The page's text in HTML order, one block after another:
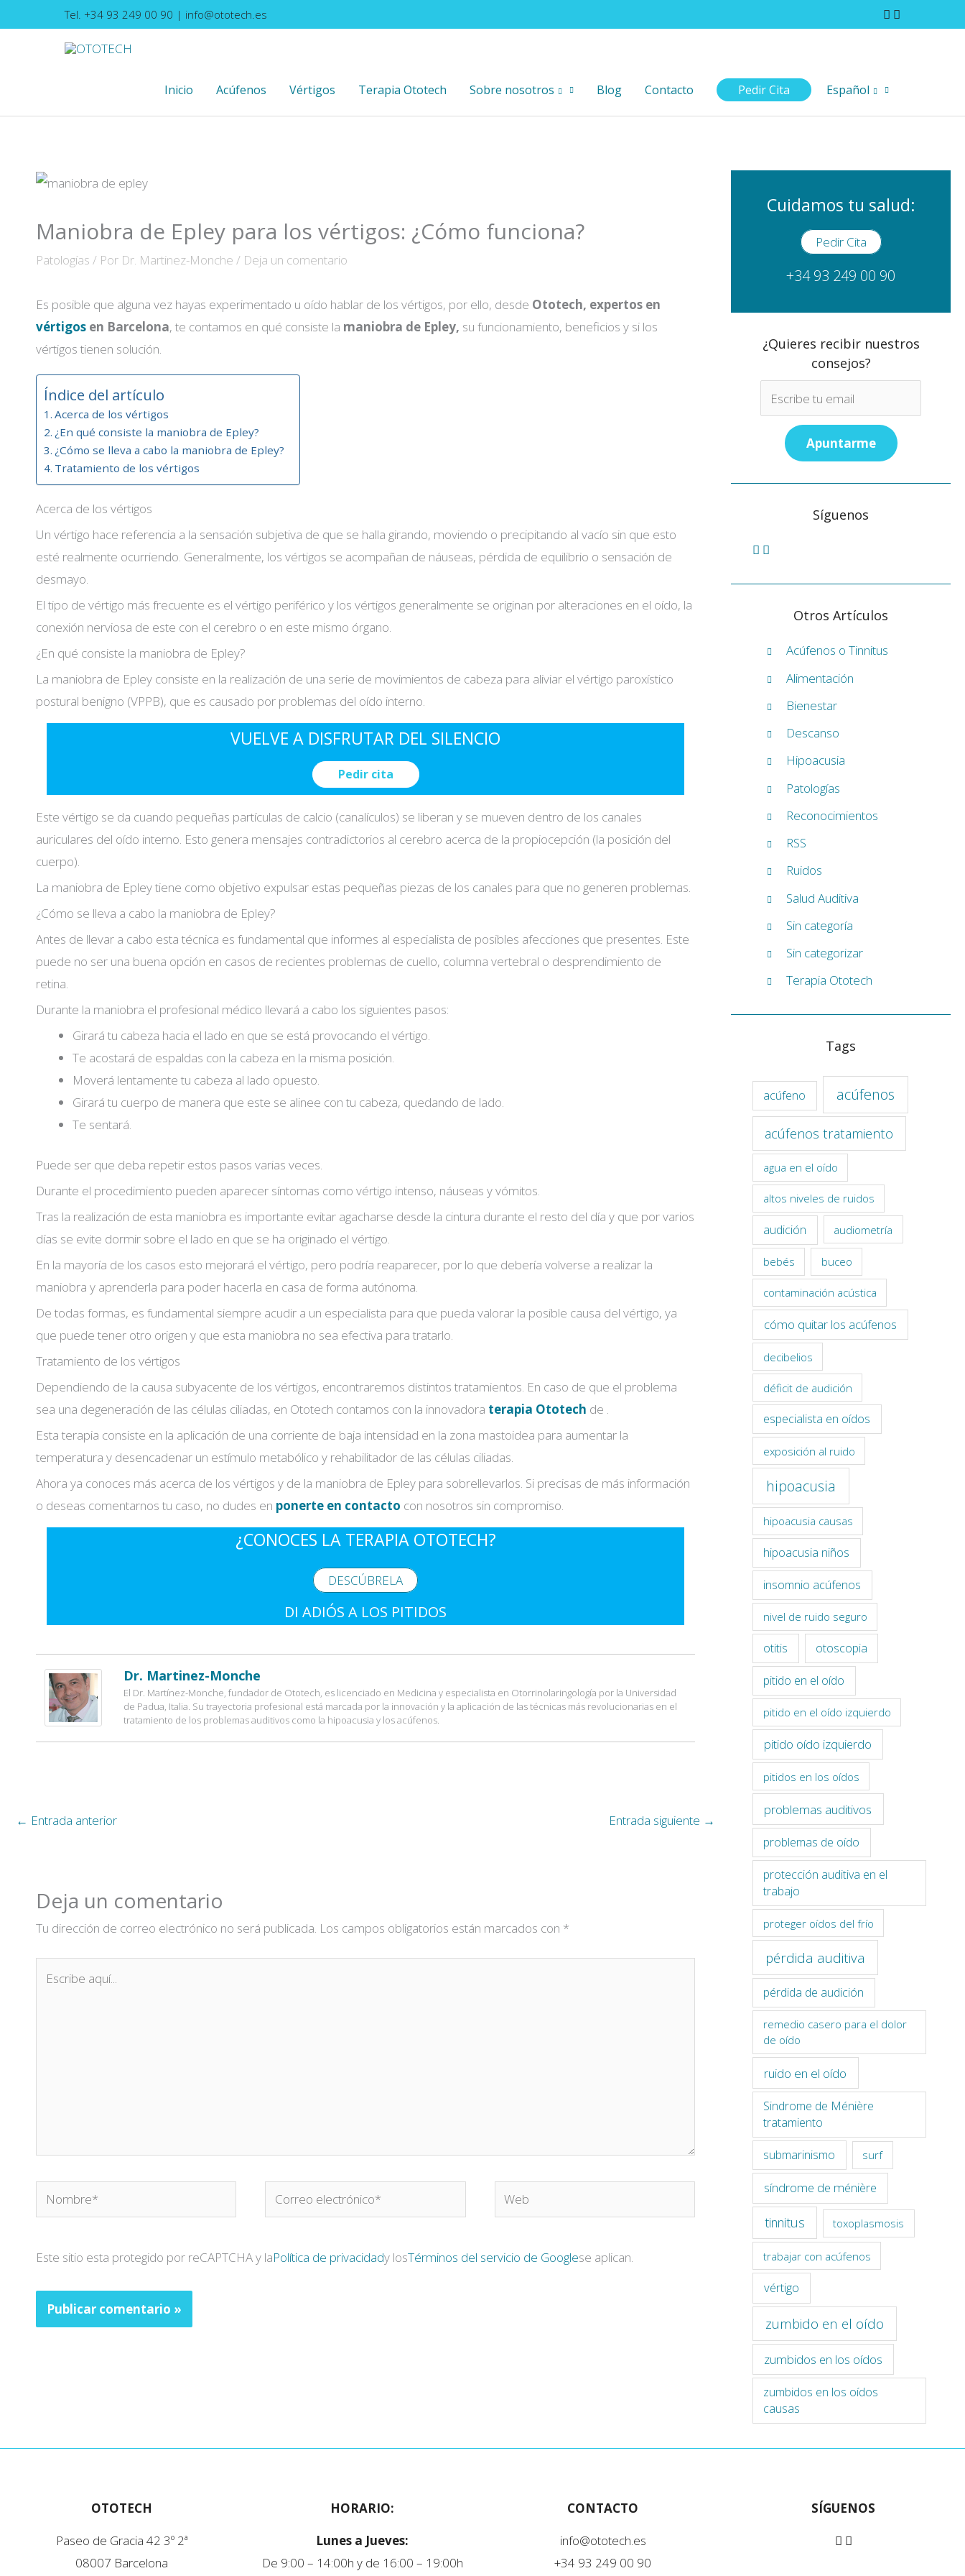
al
Tel. +34 93 249 00 90 | info@ototech.es
Inicio Acúfenos Vértigos Terapia Ototech Sobre nosotros Blog Contacto Pedir Cita Español
Maniobra de Epley para los vértigos: ¿Cómo funciona?
Patologías / Por Dr. Martinez-Monche / Deja un comentario
Es posible que alguna vez hayas experimentado u oído hablar de los vértigos, por ello, desde Ototech, expertos en
vértigos en Barcelona, te contamos en qué consiste la maniobra de Epley, su funcionamiento, beneficios y si los
vértigos tienen solución.
Índice del artículo
Acerca de los vértigos
¿En qué consiste la maniobra de Epley?
¿Cómo se lleva a cabo la maniobra de Epley?
Tratamiento de los vértigos
Acerca de los vértigos
Un vértigo hace referencia a la sensación subjetiva de que se halla girando, moviendo o precipitando al vacío sin que esto
esté realmente ocurriendo. Generalmente, los vértigos se acompañan de náuseas, pérdida de equilibrio o sensación de
desmayo.
El tipo de vértigo más frecuente es el vértigo periférico y los vértigos generalmente se originan por alteraciones en el oído, la
conexión nerviosa de este con el cerebro o en este mismo órgano.
¿En qué consiste la maniobra de Epley?
La maniobra de Epley consiste en la realización de una serie de movimientos de cabeza para aliviar el vértigo paroxístico
postural benigno (VPPB), que es causado por problemas del oído interno.
VUELVE A DISFRUTAR DEL SILENCIO
Pedir cita
Acepto las condiciones de política de privacidad*
Este vértigo se da cuando pequeñas partículas de calcio (canalículos) se liberan y se mueven dentro de los canales
auriculares del oído interno. Esto genera mensajes contradictorios al cerebro acerca de la propiocepción (la posición del
cuerpo).
La maniobra de Epley tiene como objetivo expulsar estas pequeñas piezas de los canales para que no generen problemas.
¿Cómo se lleva a cabo la maniobra de Epley?
Antes de llevar a cabo esta técnica es fundamental que informes al especialista de posibles afecciones que presentes. Este
puede no ser una buena opción en casos de recientes problemas de cuello, columna vertebral o desprendimiento de
retina.
Durante la maniobra el profesional médico llevará a cabo los siguientes pasos:
Girará tu cabeza hacia el lado en que se está provocando el vértigo.
Te acostará de espaldas con la cabeza en la misma posición.
Moverá lentamente tu cabeza al lado opuesto.
Girará tu cuerpo de manera que este se alinee con tu cabeza, quedando de lado.
Te sentará.
Puede ser que deba repetir estos pasos varias veces.
Durante el procedimiento pueden aparecer síntomas como vértigo intenso, náuseas y vómitos.
Tras la realización de esta maniobra es importante evitar agacharse desde la cintura durante el resto del día y que por varios
días se evite dormir sobre el lado en que se ha originado el vértigo.
En la mayoría de los casos esto mejorará el vértigo, pero podría reaparecer, por lo que debería volverse a realizar la
maniobra y aprenderla para poder hacerla en casa de forma autónoma.
De todas formas, es fundamental siempre acudir a un especialista para que pueda valorar la posible causa del vértigo, ya
que puede tener otro origen y que esta maniobra no sea efectiva para tratarlo.
Tratamiento de los vértigos
Dependiendo de la causa subyacente de los vértigos, encontraremos distintos tratamientos. En caso de que el problema
sea una degeneración de las células ciliadas, en Ototech contamos con la innovadora terapia Ototech de .
Esta terapia consiste en la aplicación de una corriente de baja intensidad en la zona mastoidea para aumentar la
temperatura y desencadenar un estímulo metabólico y rehabilitador de las células ciliadas.
Ahora ya conoces más acerca de los vértigos y de la maniobra de Epley para sobrellevarlos. ​​Si precisas de más información
o deseas comentarnos tu caso, no dudes en ponerte en contacto con nosotros sin compromiso.
¿CONOCES LA TERAPIA OTOTECH?
DESCÚBRELA
DI ADIÓS A LOS PITIDOS
Dr. Martinez-Monche
El Dr. Martínez-Monche, fundador de Ototech, es licenciado en Medicina y especialista en Otorrinolaringología por la Universidad
de Padua, Italia. Su trayectoria profesional está marcada por la innovación y la aplicación de las técnicas más revolucionarias en el
tratamiento de los problemas auditivos como la hipoacusia y los acúfenos.
← Entrada anterior Entrada siguiente →
Deja un comentario
Tu dirección de correo electrónico no será publicada. Los campos obligatorios están marcados con *
Nombre*
Correo
electrónico*
Web
Este sitio esta protegido por reCAPTCHA y laPolítica de privacidady losTérminos del servicio de Googlese aplican.
Cuidamos tu salud:
Pedir Cita
+34 93 249 00 90
¿Quieres recibir nuestros
consejos?
Síguenos
Otros Artículos
Acúfenos o Tinnitus
Alimentación
Bienestar
Descanso
Hipoacusia
Patologías
Reconocimientos
RSS
Ruidos
Salud Auditiva
Sin categoría
Sin categorizar
Terapia Ototech
Tags
acúfeno acúfenos
acúfenos tratamiento
agua en el oído
altos niveles de ruidos
audición audiometría
bebés buceo
contaminación acústica
cómo quitar los acúfenos
decibelios
déficit de audición
especialista en oídos
exposición al ruido
hipoacusia
hipoacusia causas
hipoacusia niños
insomnio acúfenos
nivel de ruido seguro
otitis otoscopia
pitido en el oído
pitido en el oído izquierdo
pitido oído izquierdo
pitidos en los oídos
problemas auditivos
problemas de oído
protección auditiva en el
trabajo
proteger oídos del frío
pérdida auditiva
pérdida de audición
remedio casero para el dolor
de oído
ruido en el oído
Sindrome de Ménière
tratamiento
submarinismo surf
síndrome de ménière
tinnitus toxoplasmosis
trabajar con acúfenos
vértigo
zumbido en el oído
zumbidos en los oídos
zumbidos en los oídos
causas
OTOTECH
Paseo de Gracia 42 3º 2ª
08007 Barcelona
HORARIO:
Lunes a Jueves:
De 9:00 – 14:00h y de 16:00 – 19:00h
CONTACTO
info@ototech.es
+34 93 249 00 90
SÍGUENOS